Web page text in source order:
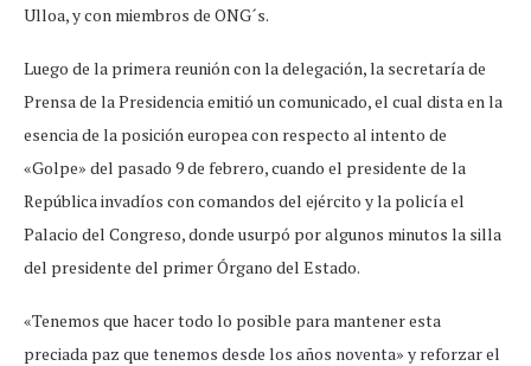
Ulloa, y con miembros de ONG´s.
Luego de la primera reunión con la delegación, la secretaría de
Prensa de la Presidencia emitió un comunicado, el cual dista en la
esencia de la posición europea con respecto al intento de
«Golpe» del pasado 9 de febrero, cuando el presidente de la
República invadíos con comandos del ejército y la policía el
Palacio del Congreso, donde usurpó por algunos minutos la silla
del presidente del primer Órgano del Estado.
«Tenemos que hacer todo lo posible para mantener esta
preciada paz que tenemos desde los años noventa» y reforzar el